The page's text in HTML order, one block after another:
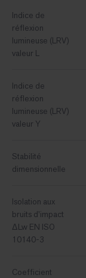
Indice de
réflexion
lumineuse (LRV)
valeur L
Indice de
réflexion
lumineuse (LRV)
valeur Y
Stabilité
dimensionnelle
Isolation aux
bruits d'impact
ΔLw EN ISO
10140-3
Coefficient